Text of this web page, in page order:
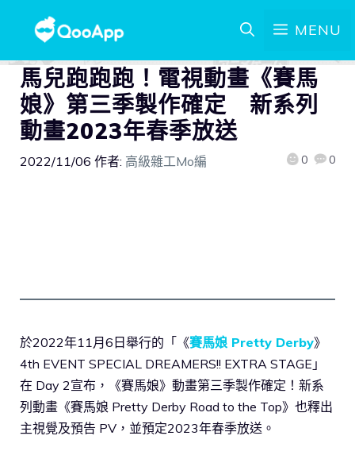
MENU
馬兒跑跑跑！電視動畫《賽馬
娘》第三季製作確定 新系列
動畫2023年春季放送
2022/11/06 作者: 高級雜工Mo編 0 0
於2022年11月6日舉行的「《賽馬娘 Pretty Derby》
4th EVENT SPECIAL DREAMERS!! EXTRA STAGE」
在 Day 2宣布，《賽馬娘》動畫第三季製作確定！新系
列動畫《賽馬娘 Pretty Derby Road to the Top》也釋出
主視覺及預告 PV，並預定2023年春季放送。